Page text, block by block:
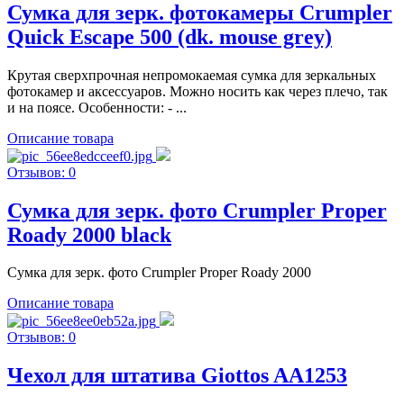
Сумка для зерк. фотокамеры Crumpler
Quick Escape 500 (dk. mouse grey)
Крутая сверхпрочная непромокаемая сумка для зеркальных
фотокамер и аксессуаров. Можно носить как через плечо, так
и на поясе. Особенности: - ...
Описание товара
Отзывов: 0
Сумка для зерк. фото Crumpler Proper
Roady 2000 black
Сумка для зерк. фото Crumpler Proper Roady 2000
Описание товара
Отзывов: 0
Чехол для штатива Giottos AA1253